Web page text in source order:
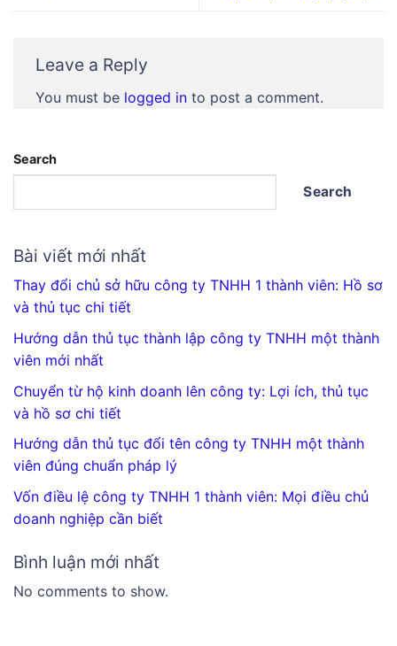
Leave a Reply
You must be logged in to post a comment.
Search
Search
Bài viết mới nhất
Thay đổi chủ sở hữu công ty TNHH 1 thành viên: Hồ sơ
và thủ tục chi tiết
Hướng dẫn thủ tục thành lập công ty TNHH một thành
viên mới nhất
Chuyển từ hộ kinh doanh lên công ty: Lợi ích, thủ tục
và hồ sơ chi tiết
Hướng dẫn thủ tục đổi tên công ty TNHH một thành
viên đúng chuẩn pháp lý
Vốn điều lệ công ty TNHH 1 thành viên: Mọi điều chủ
doanh nghiệp cần biết
Bình luận mới nhất
No comments to show.